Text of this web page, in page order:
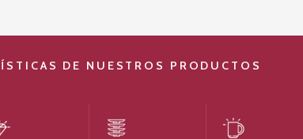
DE NUESTROS PRODUCTOS